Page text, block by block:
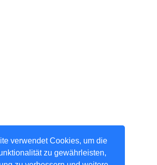
verwendet Cookies, um die
zu gewährleisten,